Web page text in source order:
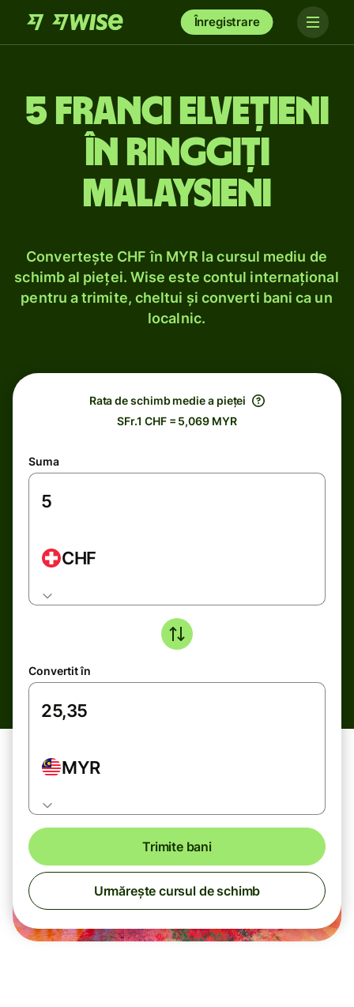
Înregistrare
5 franci elvețieni
în ringgiți
malaysieni
Convertește CHF în MYR la cursul mediu de
schimb al pieței. Wise este contul internațional
pentru a trimite, cheltui și converti bani ca un
localnic.
Rata de schimb medie a pieței
SFr.1 CHF = 5,069 MYR
Suma
CHF
Convertit în
MYR
Trimite bani
Urmărește cursul de schimb